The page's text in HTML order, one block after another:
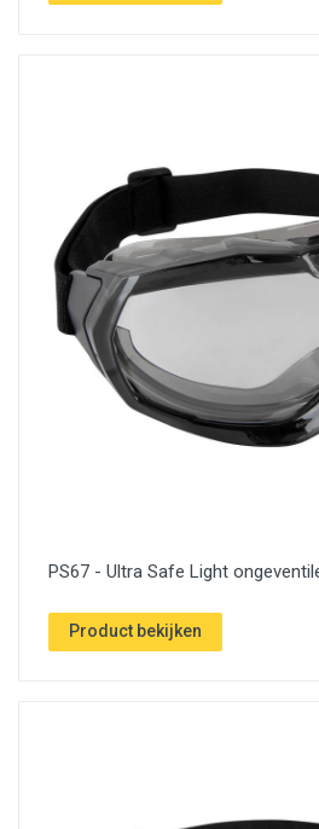
PS67 - Ultra Safe Light
Product bekijken